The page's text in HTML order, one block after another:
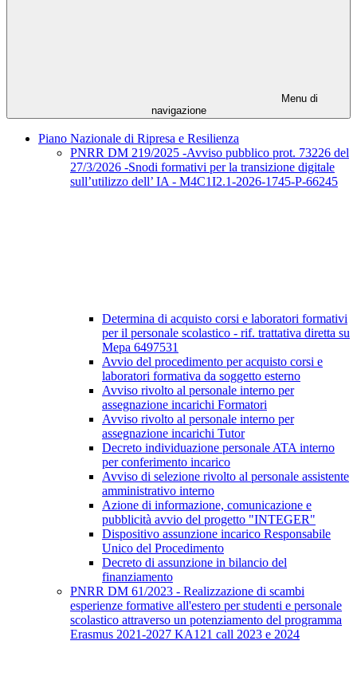
Menu di
navigazione
Piano Nazionale di Ripresa e Resilienza
PNRR DM 219/2025 -Avviso pubblico prot. 73226 del
27/3/2026 -Snodi formativi per la transizione digitale
sull’utilizzo dell’ IA - M4C1I2.1-2026-1745-P-66245
Determina di acquisto corsi e laboratori formativi
per il personale scolastico - rif. trattativa diretta su
Mepa 6497531
Avvio del procedimento per acquisto corsi e
laboratori formativa da soggetto esterno
Avviso rivolto al personale interno per
assegnazione incarichi Formatori
Avviso rivolto al personale interno per
assegnazione incarichi Tutor
Decreto individuazione personale ATA interno
per conferimento incarico
Avviso di selezione rivolto al personale assistente
amministrativo interno
Azione di informazione, comunicazione e
pubblicità avvio del progetto "INTEGER"
Dispositivo assunzione incarico Responsabile
Unico del Procedimento
Decreto di assunzione in bilancio del
finanziamento
PNRR DM 61/2023 - Realizzazione di scambi
esperienze formative all'estero per studenti e personale
scolastico attraverso un potenziamento del programma
Erasmus 2021-2027 KA121 call 2023 e 2024